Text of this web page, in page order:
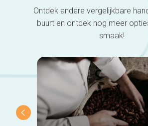
Ontdek andere vergelijkbare
buurt en ontdek nog meer
smaak!